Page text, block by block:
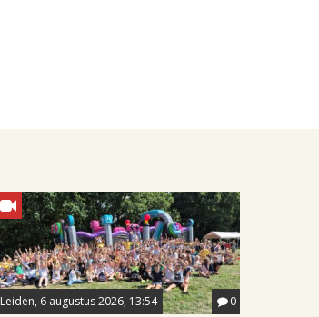
Leiden, 6 augustus 2026, 13:54 0